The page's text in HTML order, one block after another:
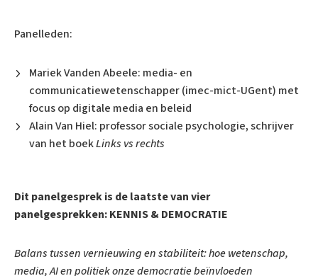
Panelleden:
Mariek Vanden Abeele: media- en
communicatiewetenschapper (imec-mict-UGent) met
focus op digitale media en beleid
Alain Van Hiel: professor sociale psychologie, schrijver
van het boekLinks vs rechts
Dit panelgesprek is de laatste van vier
panelgesprekken:KENNIS & DEMOCRATIE
Balans tussen vernieuwing en stabiliteit: hoe wetenschap,
media, AI en politiek onze democratie beïnvloeden